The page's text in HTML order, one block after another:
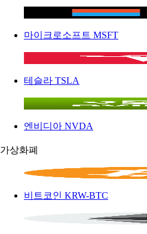
마이크로소프트 MSFT
테슬라 TSLA
엔비디아 NVDA
가상화폐
비트코인 KRW-BTC